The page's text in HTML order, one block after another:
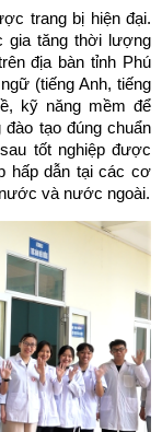
trang bị hiện đại.
gia tăng thời lượng
địa bàn tỉnh Phú
(tiếng Anh, tiếng
kỹ năng mềm để
tạo đúng chuẩn
tốt nghiệp được
hấp dẫn tại các cơ
và nước ngoài.